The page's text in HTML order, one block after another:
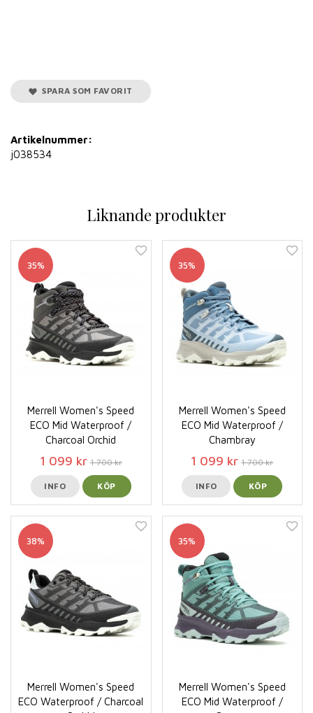
SPARA SOM FAVORIT
Artikelnummer:
j038534
Liknande produkter
35%
Merrell Women's Speed
ECO Mid Waterproof /
Charcoal Orchid
1 099 kr 1 700 kr
INFO KÖP
35%
Merrell Women's Speed
ECO Mid Waterproof /
Chambray
1 099 kr 1 700 kr
INFO KÖP
38%
Merrell Women's Speed
ECO Waterproof / Charcoal
35%
Merrell Women's Speed
ECO Mid Waterproof /